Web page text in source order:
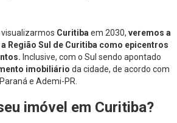
Curitiba em 2030, veremos a
Região Sul de Curitiba como epicentros
Inclusive, com o Sul sendo apontado
imobiliário da cidade, de acordo com
e Ademi-PR.
imóvel em Curitiba?